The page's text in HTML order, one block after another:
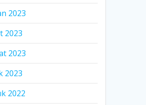
2023
2023
2023
2023
2022